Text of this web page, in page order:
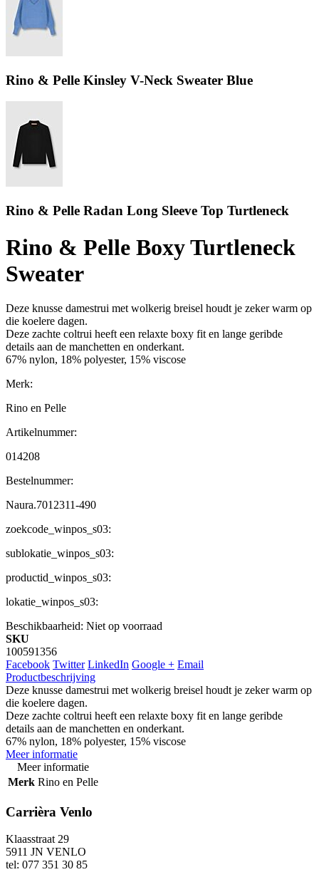
Rino & Pelle Kinsley V-Neck Sweater Blue
Rino & Pelle Radan Long Sleeve Top Turtleneck
Rino & Pelle Boxy Turtleneck
Sweater
Deze knusse damestrui met wolkerig breisel houdt je zeker warm op
die koelere dagen.
Deze zachte coltrui heeft een relaxte boxy fit en lange geribde
details aan de manchetten en onderkant.
67% nylon, 18% polyester, 15% viscose
Merk:
Rino en Pelle
Artikelnummer:
014208
Bestelnummer:
Naura.7012311-490
zoekcode_winpos_s03:
sublokatie_winpos_s03:
productid_winpos_s03:
lokatie_winpos_s03:
Beschikbaarheid: Niet op voorraad
SKU
100591356
Facebook Twitter LinkedIn Google + Email
Productbeschrijving
Deze knusse damestrui met wolkerig breisel houdt je zeker warm op
die koelere dagen.
Deze zachte coltrui heeft een relaxte boxy fit en lange geribde
details aan de manchetten en onderkant.
67% nylon, 18% polyester, 15% viscose
Meer informatie
Meer informatie
Merk Rino en Pelle
Carrièra Venlo
Klaasstraat 29
5911 JN VENLO
tel: 077 351 30 85